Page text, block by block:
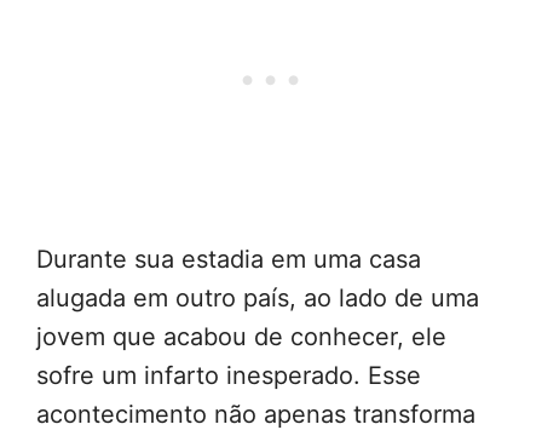
Durante sua estadia em uma casa
alugada em outro país, ao lado de uma
jovem que acabou de conhecer, ele
sofre um infarto inesperado. Esse
acontecimento não apenas transforma